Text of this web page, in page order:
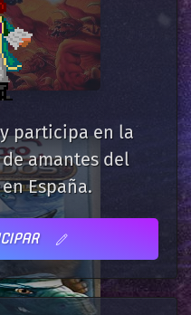
participa en la
amantes del
España.